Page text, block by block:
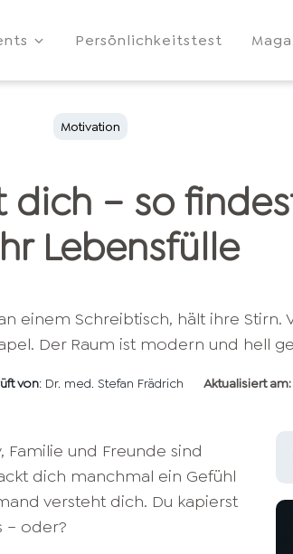
Persönlichkeitstest
Motivation
dich – so
Lebensfülle
von: Dr. med. Stefan Frädrich Aktualisiert am:
Familie und Freunde sind
dich manchmal ein Gefühl
versteht dich. Du kapierst
– oder?